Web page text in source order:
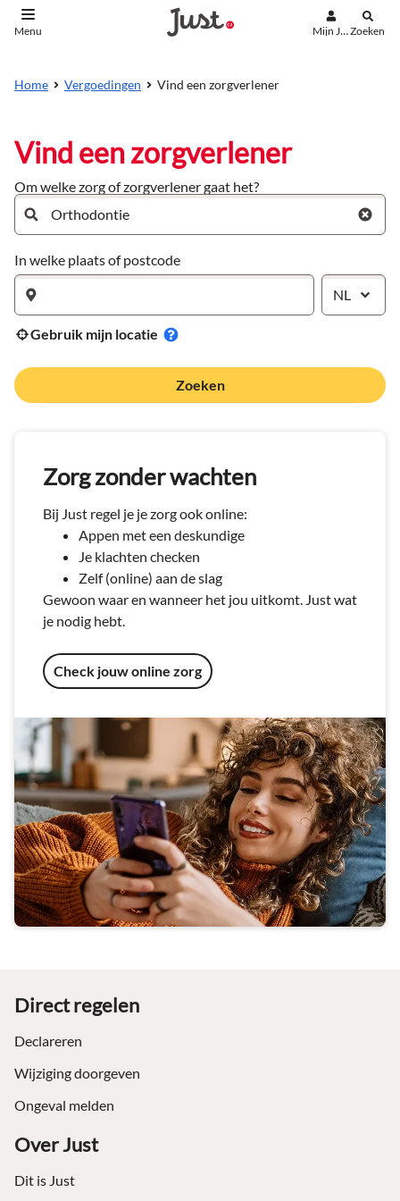
de inhoud
Menu Mijn JustZoeken
Home Vergoedingen Vind een zorgverlener
Vind een zorgverlener
Om welke zorg of zorgverlener gaat het?
In welke plaats of postcode
NL
Gebruik mijn locatie
Zoeken
Zorg zonder wachten
Bij Just regel je je zorg ook online:
Appen met een deskundige
Je klachten checken
Zelf (online) aan de slag
Gewoon waar en wanneer het jou uitkomt. Just wat
je nodig hebt.
Check jouw online zorg
Direct regelen
Declareren
Wijziging doorgeven
Ongeval melden
Over Just
Dit is Just